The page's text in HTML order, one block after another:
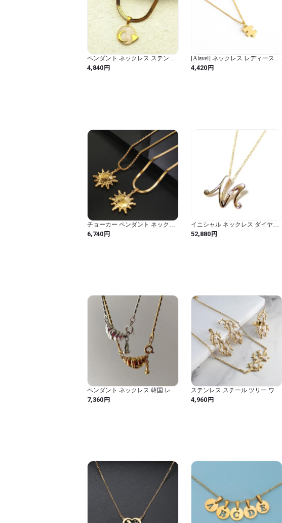
ペンダント ネックレス ステンレ
ス ゴールド チェーン ハート 韓国
レディース 月 ムーン エナメル 溶
4,840円
[Alavel] ネックレス レディース メ
ンズ [金属アレルギー対応] つけ
っぱなし チェーン パズル 大 細い
4,420円
チョーカー ペンダント ネックレ
ス ステンレス ゴールド チェーン
L レディース メンズ ラブ スチー
6,740円
イニシャル ネックレス ダイヤモ
ンド ネックレス 一粒 0.01ct K18
ゴールド 文字 M ダイヤネックレ
52,880円
ペンダント ネックレス 韓国 レデ
ィース クロワッサン スイート か
わいい デイリー ユニーク クール
7,360円
ステンレス スチール ツリー ワイ
ド ゴールド カラー ファッション
パーソナリティ ジュエリー
4,960円